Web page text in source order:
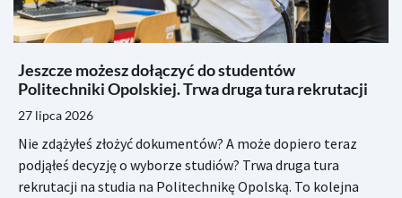
Jeszcze możesz dołączyć do studentów
Politechniki Opolskiej. Trwa druga tura rekrutacji
27 lipca 2026
Nie zdążyłeś złożyć dokumentów? A może dopiero teraz
podjąłeś decyzję o wyborze studiów? Trwa druga tura
rekrutacji na studia na Politechnikę Opolską. To kolejna